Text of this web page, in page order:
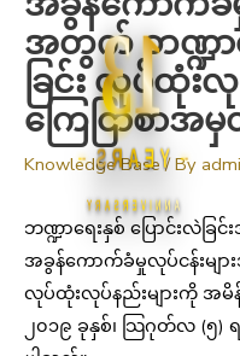
13
YEARS
ANNIVERSARY
အတွက် ဘဏ္ဍာရ
ခြင်း လုပ်ထုံး
ကြေငြာစာအ
Knowledge Base/ By
ဘဏ္ဍာရေးနှစ် ပြောင်းလဲ
အခွန်ကောက်ခံမှုလုပ်ငန်းမ
လုပ်ထုံးလုပ်နည်းများကို အမိန့်
၂၀၁၉ ခုနှစ်၊ သြဂုတ်လ (၅)